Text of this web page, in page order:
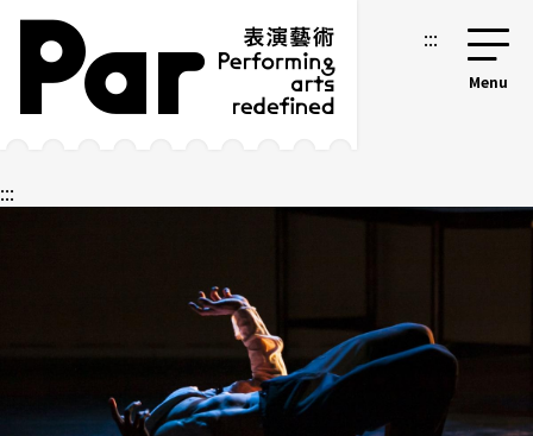
跳到主要内容区块
网站导览 :::
:::